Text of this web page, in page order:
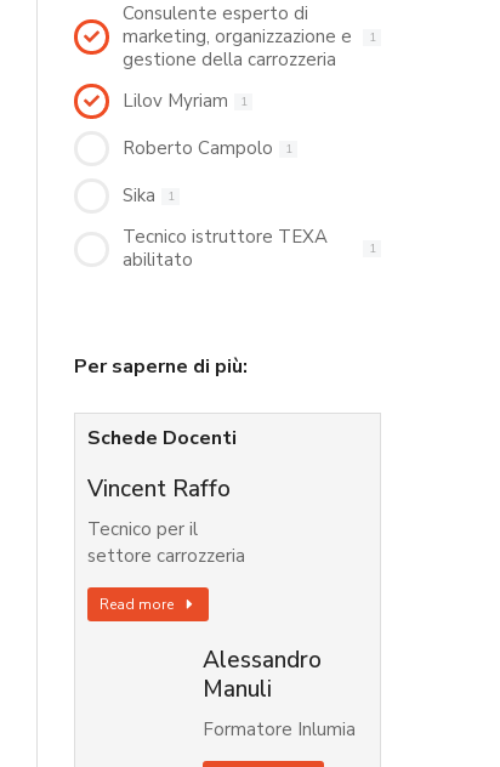
Consulente esperto di
marketing, organizzazione e
gestione della carrozzeria
1
Lilov Myriam 1
Roberto Campolo 1
Sika 1
Tecnico istruttore TEXA
abilitato
1
Per saperne di più:
Schede Docenti
Vincent Raffo
Tecnico per il
settore carrozzeria
Read more
Alessandro
Manuli
Formatore Inlumia